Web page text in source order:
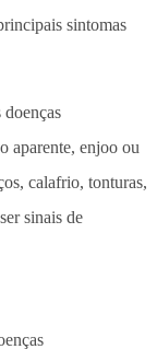
sintomas